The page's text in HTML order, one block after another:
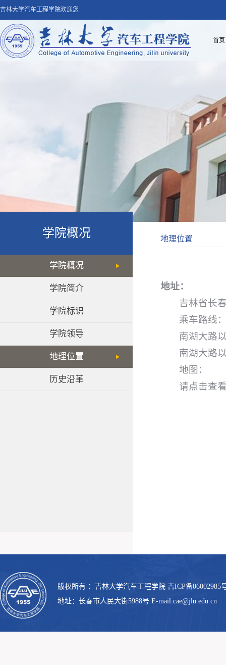
吉林大学汽车工程学院欢迎您
首页
学院概况
学院概况
学院简介
学院标识
学院领导
地理位置
历史沿革
地理位置
地址：
吉林省长
乘车路线
南湖大路
南湖大路
地图：
请点击查
版权所有 ：吉林大学汽车工程学院 吉ICP备06002985
地址：长春市人民大街5988号 E-mail:cae@jlu.edu.cn